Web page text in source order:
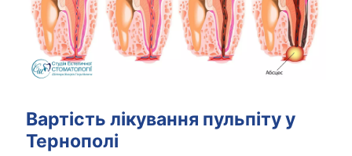
Вартість лікування пульпіту у
Тернополі